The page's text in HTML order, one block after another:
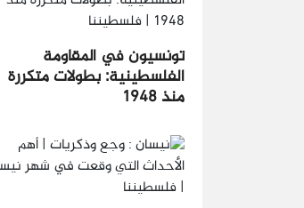
تونسيون في المقاومة
الفلسطينية: بطولات متكررة
منذ​ 1948